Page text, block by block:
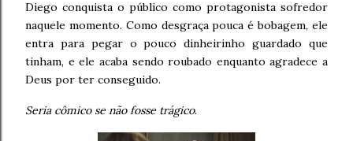
Diego conquista o público como protagonista sofredor
naquele momento. Como desgraça pouca é bobagem, ele
entra para pegar o pouco dinheirinho guardado que
tinham, e ele acaba sendo roubado enquanto agradece a
Deus por ter conseguido.
Seria cômico se não fosse trágico.